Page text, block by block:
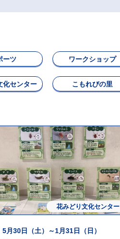
ーツ ワークショップ
化センター こもれびの里
展示・観賞
花みどり文化センター
5月30日（土）～1月31日（日）